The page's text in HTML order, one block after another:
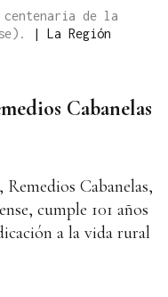
centenaria de la
| La Región
Cabanelas
Cabanelas,
cumple 101 años
a la vida rural